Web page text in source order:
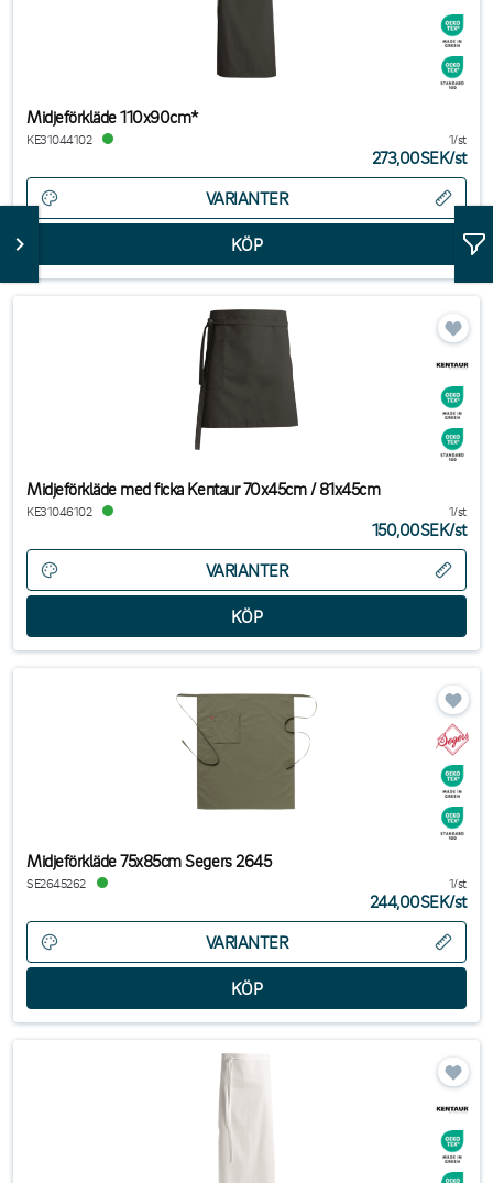
Midjeförkläde 110x90cm*
KE31044102 1/st
273,00SEK/st
VARIANTER
Midjeförkläde med ficka Kentaur 70x45cm / 81x45cm
KE31046102 1/st
150,00SEK/st
VARIANTER
Midjeförkläde 75x85cm Segers 2645
SE2645262 1/st
244,00SEK/st
VARIANTER